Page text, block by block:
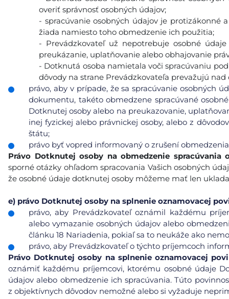
overiť správnosť osobných údajov;
- spracúvanie osobných údajov je protizákonné
žiada namiesto toho obmedzenie ich použitia;
- Prevádzkovateľ už nepotrebuje osobné
preukázanie, uplatňovanie alebo obhajovanie
- Dotknutá osoba namietala voči spracúvaniu
dôvody na strane Prevádzkovateľa prevažujú
právo, aby v prípade, že sa spracúvanie osobných
dokumentu, takéto obmedzene spracúvané
Dotknutej osoby alebo na preukazovanie,
inej fyzickej alebo právnickej osoby, alebo z
štátu;
právo byť vopred informovaný o zrušení
Právo Dotknutej osoby na obmedzenie spracúvania
sporné otázky ohľadom spracovania Vašich osobných
že osobné údaje dotknutej osoby môžeme mať len
e) právo Dotknutej osoby na splnenie oznamovacej
právo, aby Prevádzkovateľ oznámil každému
alebo vymazanie osobných údajov alebo
článku 18 Nariadenia, pokiaľ sa to neukáže ako
právo, aby Prevádzkovateľ o týchto príjemcoch
Právo Dotknutej osoby na splnenie oznamovacej
oznámiť každému príjemcovi, ktorému osobné údaje
údajov alebo obmedzenie ich spracúvania. Túto
z objektívnych dôvodov nemožné alebo si vyžaduje